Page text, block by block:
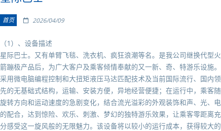
首页 2026/04/09
（1）、设备描述
星际巴士。又有单臂飞毯、洗衣机、疯狂浪潮等名。是我公司继换代型火
箭蹦极产品后，为广大客户及乘客倾情奉献的又一新、奇、特游乐设施。
采用微电脑编程控制和大扭矩液压马达匹配技术及当前国际流行、国内领
先的无基础式结构，运输、安装方便，异地经营便捷；在运行中，乘客随
旋转方向和运动速度的急剧变化，结合流光溢彩的外观装饰和声、光、电
的配合，达到惊险、欢乐、刺激、梦幻的独特游乐效果，让乘客零距离充
分感受这一旋风般的无限魅力。该设备将以较小的运行成本，获得较大的